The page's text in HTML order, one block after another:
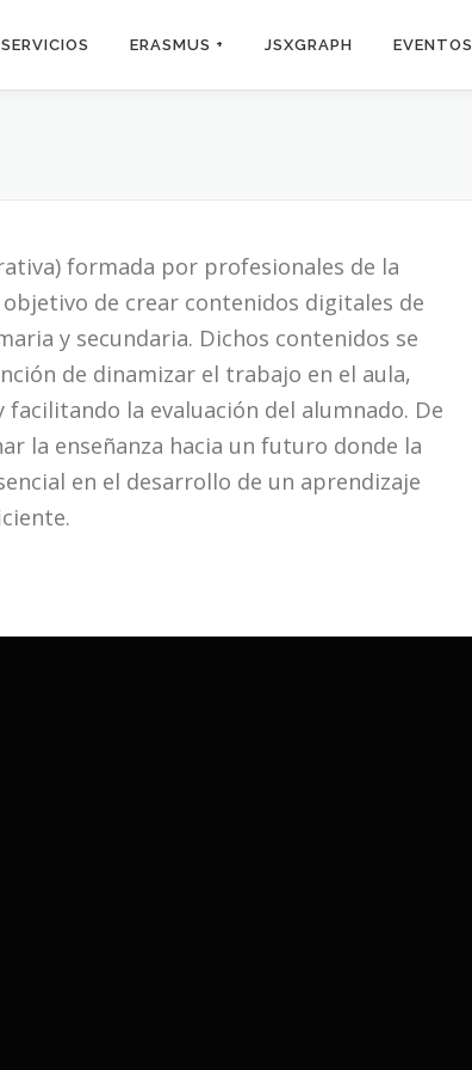
SERVICIOS ERASMUS + JSXGRAPH EVENTOS
formada por profesionales de la
de crear contenidos digitales de
y secundaria. Dichos contenidos se
de dinamizar el trabajo en el aula,
la evaluación del alumnado. De
la enseñanza hacia un futuro donde la
en el desarrollo de un aprendizaje